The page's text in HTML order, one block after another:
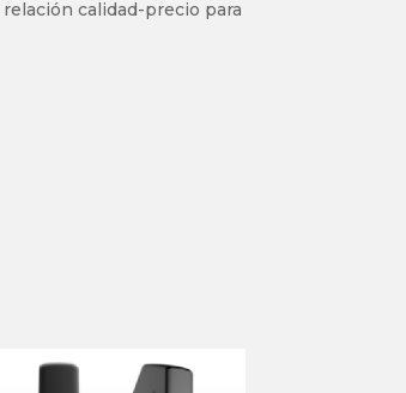
calidad-precio para